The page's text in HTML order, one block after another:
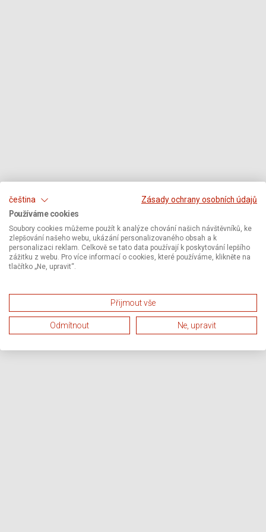
čeština
Zásady ochrany osobních údajů
Používáme cookies
Soubory cookies můžeme použít k analýze chování našich návštěvníků, ke
zlepšování našeho webu, ukázání personalizovaného obsah a k
personalizaci reklam. Celkově se tato data používají k poskytování lepšího
zážitku z webu. Pro více informací o cookies, které používáme, klikněte na
tlačítko „Ne, upravit“.
Přijmout vše
Odmítnout Ne, upravit